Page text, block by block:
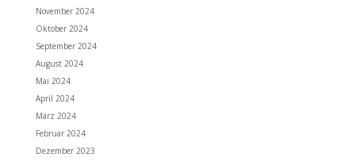
November 2024
Oktober 2024
September 2024
August 2024
Mai 2024
April 2024
März 2024
Februar 2024
Dezember 2023